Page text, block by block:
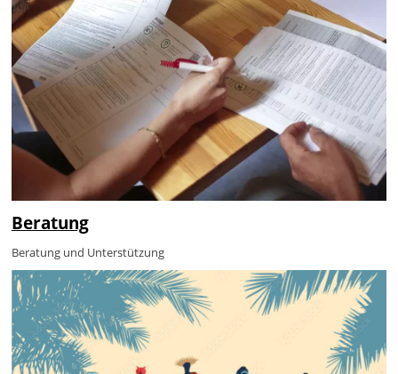
Beratung
Beratung und Unterstützung